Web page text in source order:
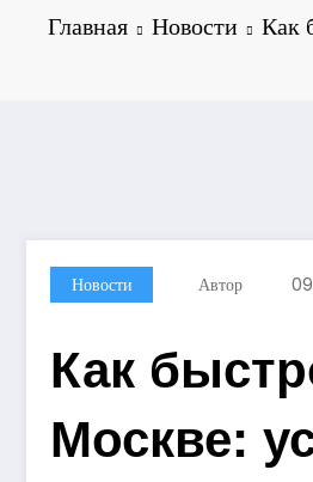
Главная Новости Как
Новости Автор
Как
Москве: